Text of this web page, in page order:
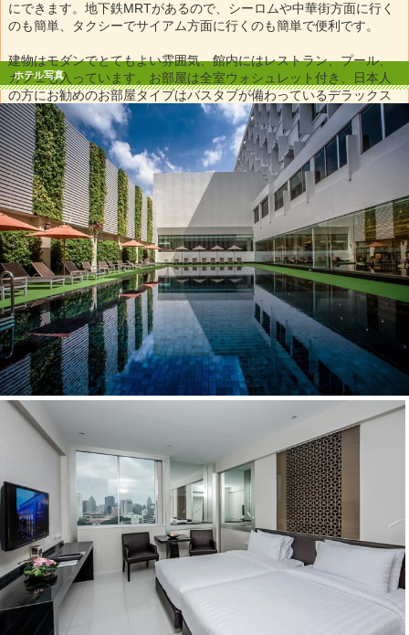
にできます。地下鉄MRTがあるので、シーロムや中華街方面に行く
のも簡単、タクシーでサイアム方面に行くのも簡単で便利です。
建物はモダンでとてもよい雰囲気、館内にはレストラン、プール、
カフェも入っています。お部屋は全室ウォシュレット付き、日本人
の方にお勧めのお部屋タイプはバスタブが備わっているデラックス
プラスルームです。
夜遊び、ビジネス、観光、ショッピングと幅広いお客様にお勧めの
ホテルです。
ホテル写真